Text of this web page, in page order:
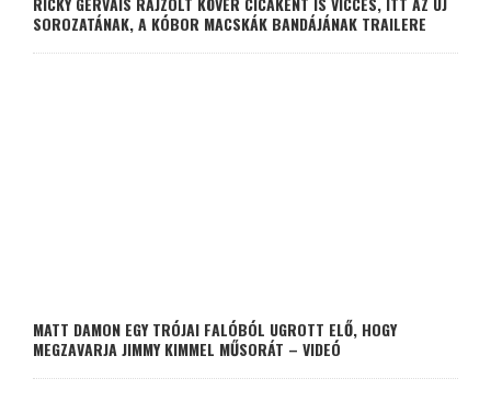
SOROZATÁNAK, A KÓBOR MACSKÁK BANDÁJÁNAK TRAILERE
MATT DAMON EGY TRÓJAI FALÓBÓL UGROTT ELŐ, HOGY
MEGZAVARJA JIMMY KIMMEL MŰSORÁT – VIDEÓ